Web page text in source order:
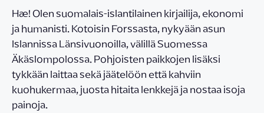
Hæ! Olen suomalais-islantilainen kirjailija, ekonomi
ja humanisti. Kotoisin Forssasta, nykyään asun
Islannissa Länsivuonoilla, välillä Suomessa
Äkäslompolossa. Pohjoisten paikkojen lisäksi
tykkään laittaa sekä jäätelöön että kahviin
kuohukermaa, juosta hitaita lenkkejä ja nostaa isoja
painoja.